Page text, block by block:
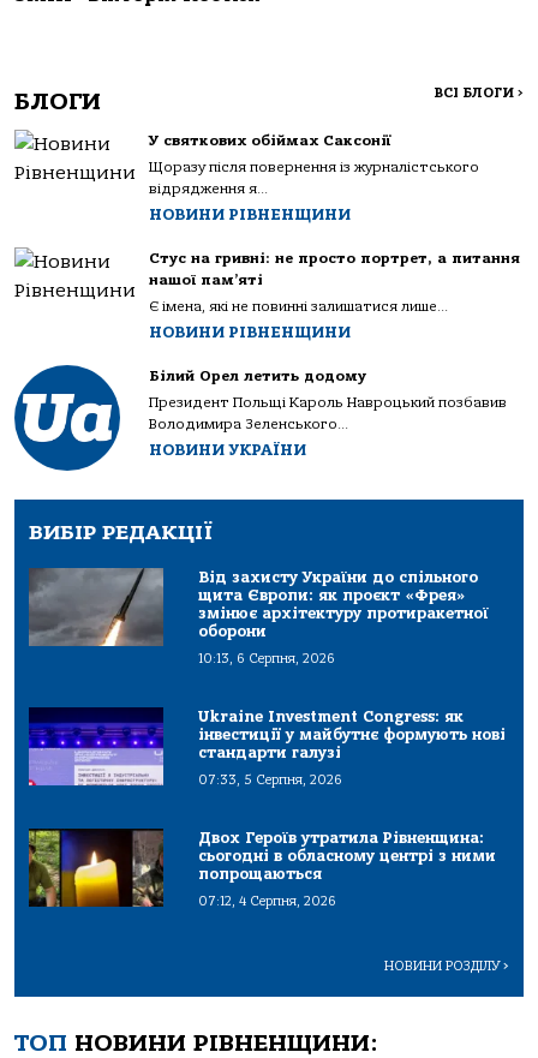
БЛОГИ ВСІ БЛОГИ >
У святкових обіймах Саксонії
Щоразу після повернення із журналістського
відрядження я...
НОВИНИ РІВНЕНЩИНИ
Стус на гривні: не просто портрет, а питання
нашої пам’яті
Є імена, які не повинні залишатися лише...
НОВИНИ РІВНЕНЩИНИ
Білий Орел летить додому
Президент Польщі Кароль Навроцький позбавив
Володимира Зеленського...
НОВИНИ УКРАЇНИ
ВИБІР РЕДАКЦІЇ
Від захисту України до спільного
щита Європи: як проєкт «Фрея»
змінює архітектуру протиракетної
оборони
10:13, 6 Серпня, 2026
Ukraine Investment Congress: як
інвестиції у майбутнє формують нові
стандарти галузі
07:33, 5 Серпня, 2026
Двох Героїв утратила Рівненщина:
сьогодні в обласному центрі з ними
попрощаються
07:12, 4 Серпня, 2026
НОВИНИ РОЗДІЛУ>
ТОП НОВИНИ РІВНЕНЩИНИ: